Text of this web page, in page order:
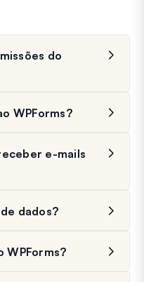
do
WPForms?
e-mails
dados?
WPForms?